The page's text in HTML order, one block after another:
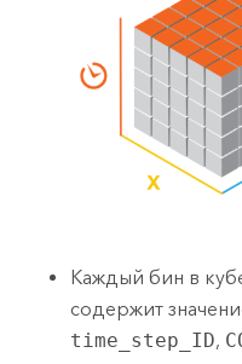
Каждый бин в
содержит
time_step_ID,